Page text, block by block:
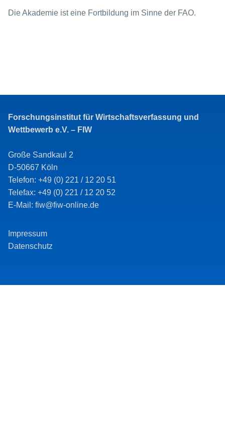
Die Akademie ist eine Fortbildung im Sinne der FAO.
Forschungsinstitut für Wirtschaftsverfassung und
Wettbewerb e.V. – FIW
Große Sandkaul 2
D-50667 Köln
Telefon: +49 (0) 221 / 12 20 51
Telefax: +49 (0) 221 / 12 20 52
E-Mail: fiw@fiw-online.de
Impressum
Datenschutz